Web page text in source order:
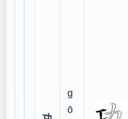
g
ō